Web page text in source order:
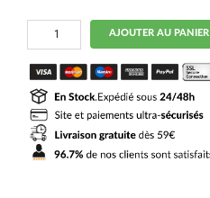
quantité
Maillot
Angleterre
Enfant
Domicile
2026
2027
AJOUTER AU PANIER